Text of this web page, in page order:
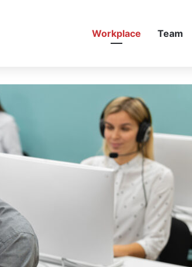
Workplace Team